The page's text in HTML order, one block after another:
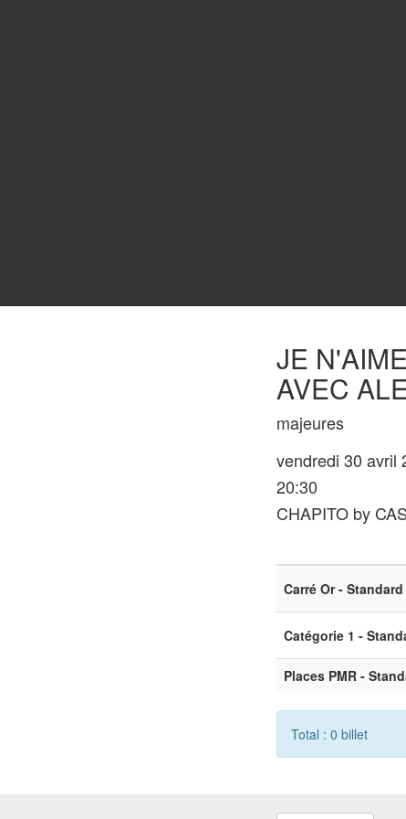
JE
AVEC
majeures
vendredi 30 avril
20:30
CHAPITO by
Carré Or - Standard
Catégorie 1 -
Places PMR -
Total : 0 billet